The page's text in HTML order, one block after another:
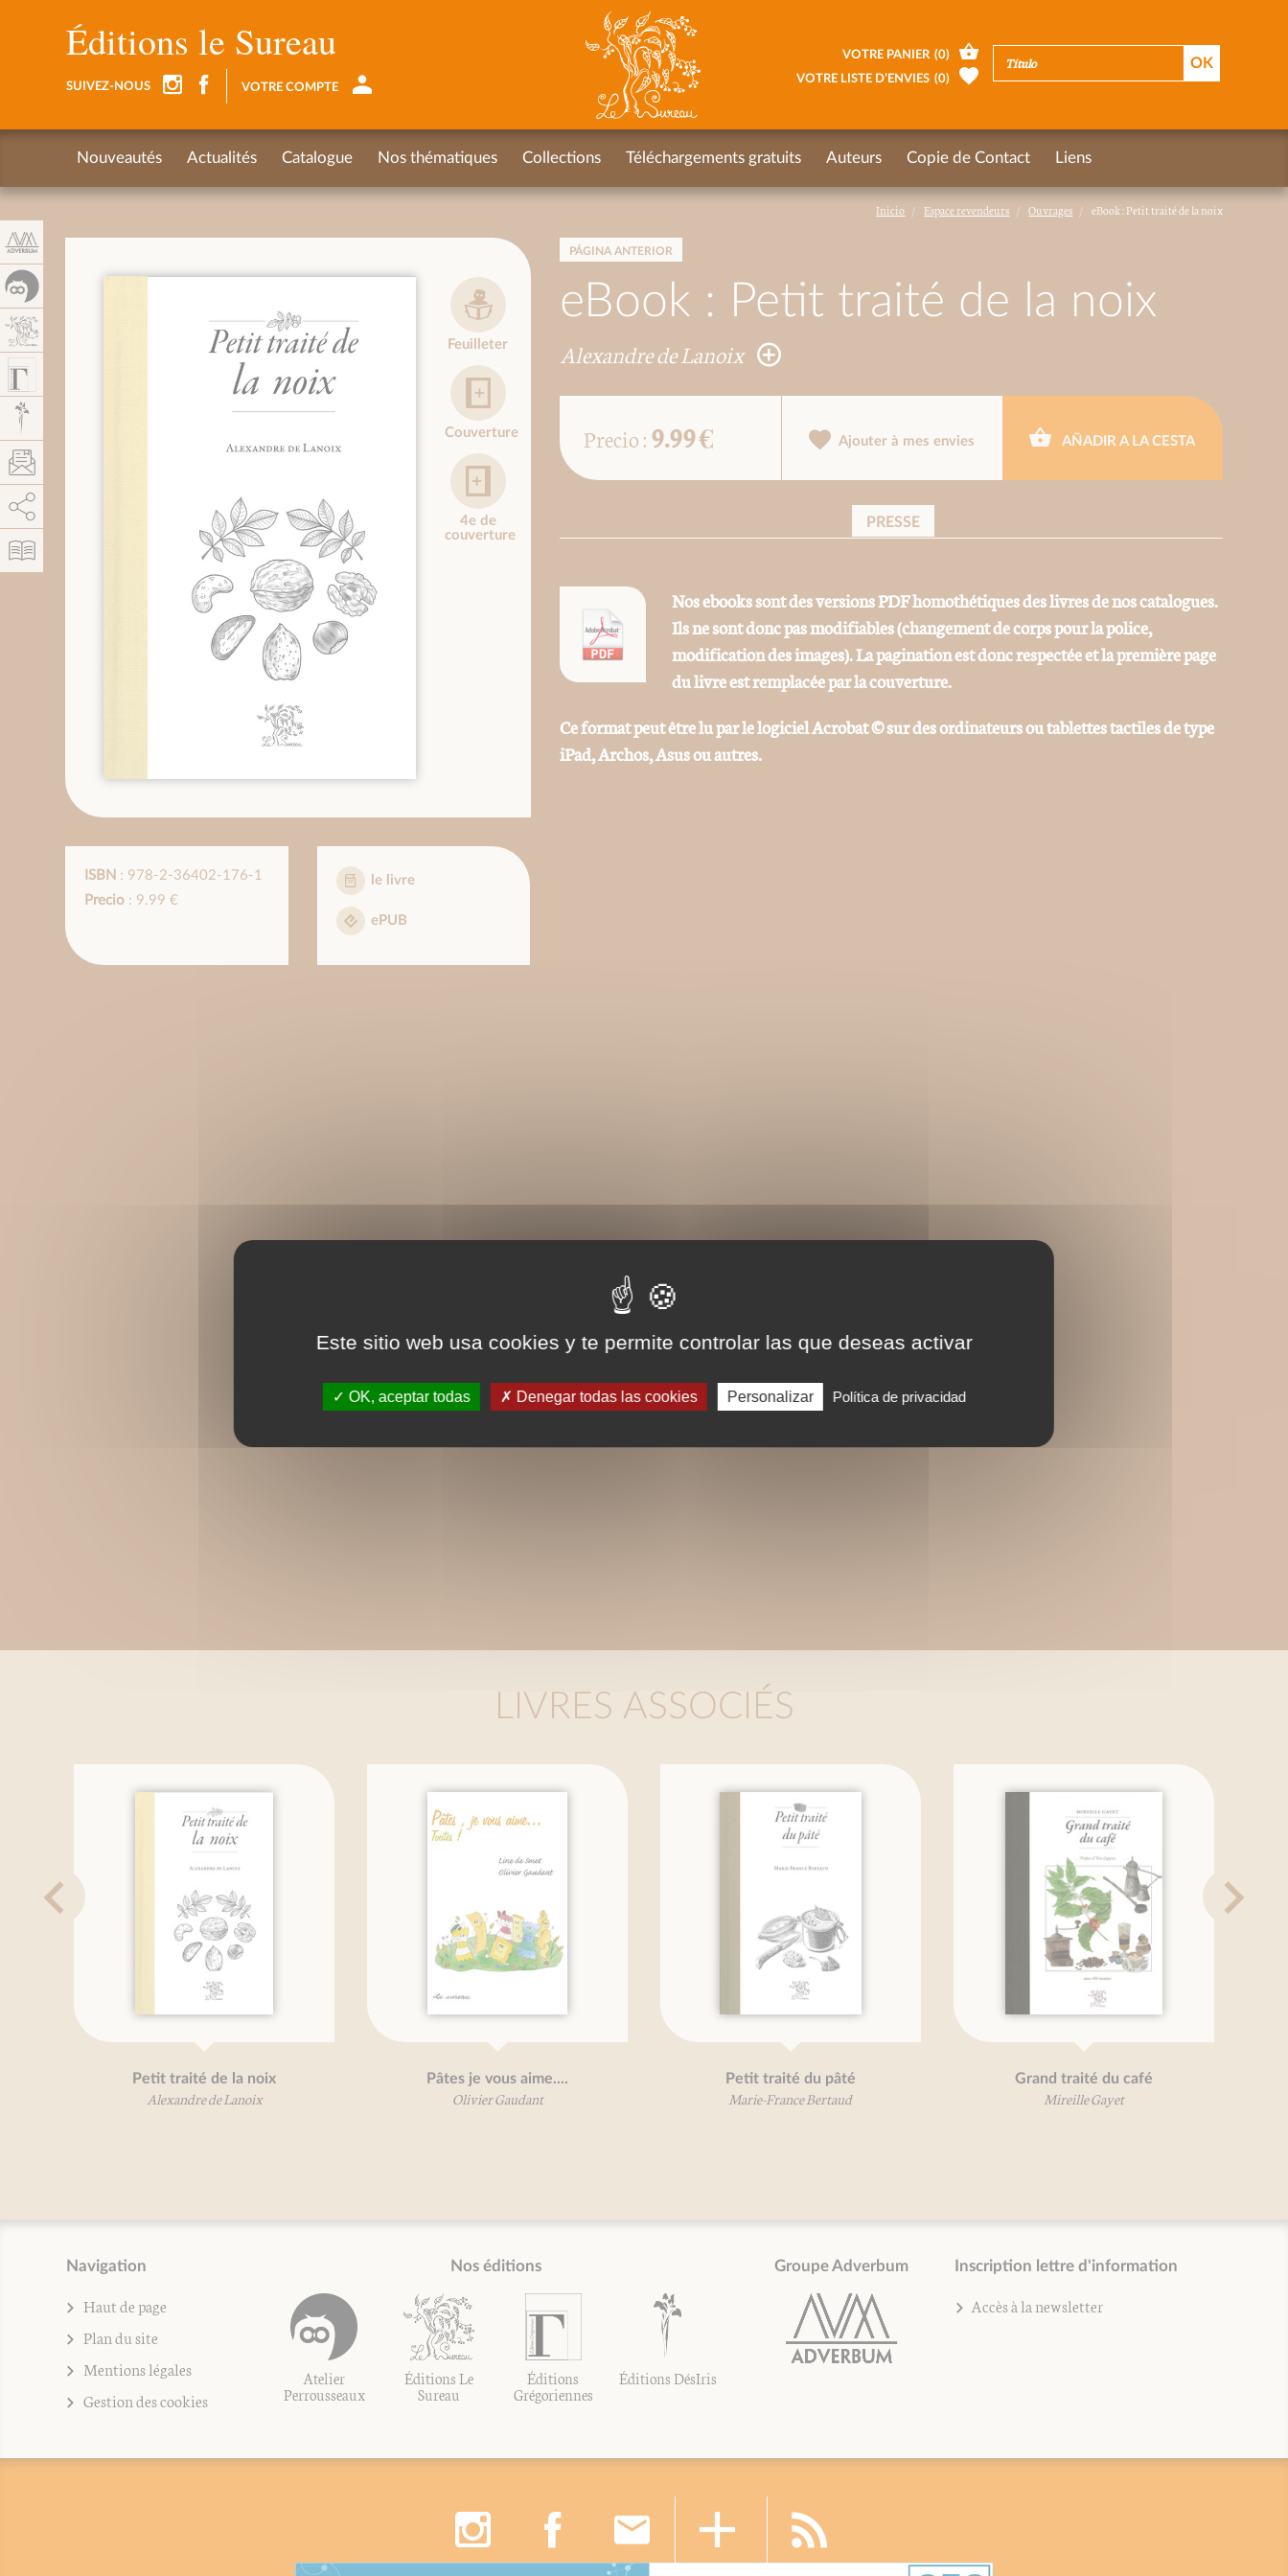
Inicio Espace revendeurs Ouvrages eBook : Petit traité de la noix
PÁGINA ANTERIOR
eBook : Petit traité de la noix
Alexandre de Lanoix
Feuilleter
Couverture
4e de
couverture
ISBN : 978-2-36402-176-1
Precio: 9.99 €
le livre
ePUB
Precio :9.99 € Ajouter à mes envies AÑADIR A LA CESTA
PRESSE
Nos ebooks sont des versions PDF homothétiques des livres de nos catalogues.
Ils ne sont donc pas modifiables (changement de corps pour la police,
modification des images). La pagination est donc respectée et la première page
du livre est remplacée par la couverture.
Ce format peut être lu par le logiciel Acrobat © sur des ordinateurs ou tablettes tactiles de type
iPad, Archos, Asus ou autres.
LIVRES ASSOCIÉS
Petit traité de la noix
Alexandre de Lanoix
Pâtes je vous aime....
Olivier Gaudant
Petit traité du pâté
Marie-France Bertaud
Grand traité du café
Mireille Gayet
Navigation
Haut de page
Plan du site
Mentions légales
Gestion des cookies
Nos éditions
Atelier
Perrousseaux
Éditions Le
Sureau
Éditions
Grégoriennes
Éditions DésIris
Groupe Adverbum Inscription lettre d'information
Accès à la newsletter
Éditions le Sureau
SUIVEZ-NOUS VOTRE COMPTE
VOTRE PANIER (0)
VOTRE LISTE D’ENVIES (0)
Nouveautés Actualités Catalogue Nos thématiques Collections Téléchargements gratuits Auteurs Copie de Contact Liens
Este sitio web usa cookies y te permite controlar las que deseas activar
OK, aceptar todas Denegar todas las cookies Personalizar Política de privacidad